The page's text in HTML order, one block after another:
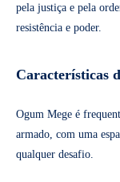
pela justiça e pela
resistência e poder.
Características
Ogum Mege é
armado, com uma
qualquer desafio.